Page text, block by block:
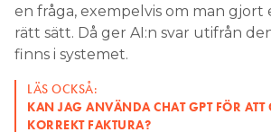
en fråga, exempelvis om man gjort
rätt sätt. Då ger AI:n svar utifrån
finns i systemet.
LÄS OCKSÅ:
KAN JAG ANVÄNDA CHAT GPT FÖR ATT
KORREKT FAKTURA?